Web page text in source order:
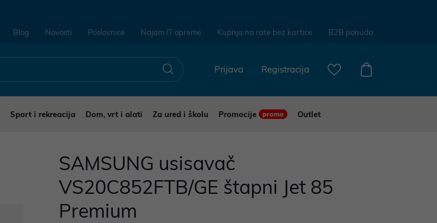
Blog Novosti Poslovnice Najam IT opreme Kupnja na rate bez kartice B2B ponuda
Registracija
Prijava
Sport i rekreacija Dom, vrt i alati Za ured i školu Promocije promo
Outlet
SAMSUNG usisavač
VS20C852FTB/GE štapni Jet 85
Premium